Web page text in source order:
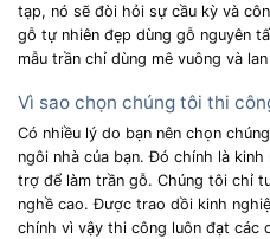
tạp, nó sẽ đòi hỏi sự cầu kỳ và
gỗ tự nhiên đẹp dùng gỗ nguyên
mẫu trần chỉ dùng mê vuông và
Vì sao chọn chúng tôi thi
Có nhiều lý do bạn nên chọn
ngôi nhà của bạn. Đó chính là
trợ để làm trần gỗ. Chúng tôi chỉ
nghề cao. Được trao dồi kinh
chính vì vậy thi công luôn đạt các